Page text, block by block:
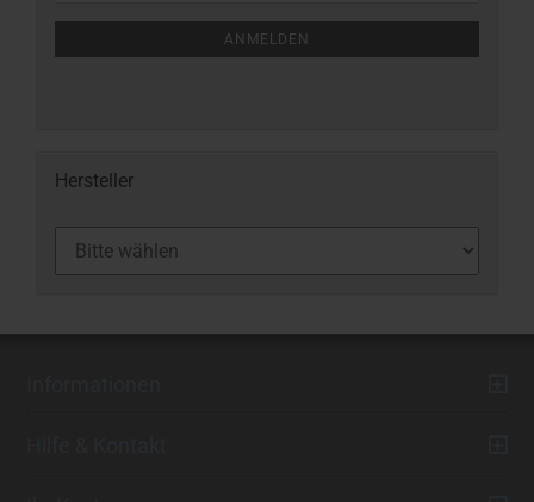
ANMELDEN
Hersteller